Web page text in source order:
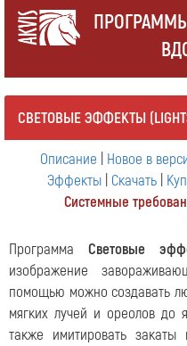
СВЕТОВЫЕ ЭФФЕКТЫ
Описание Новое в
Эффекты Скачать
Системные
Программа Световые
изображение
помощью можно создавать
мягких лучей и ореолов до
также имитировать